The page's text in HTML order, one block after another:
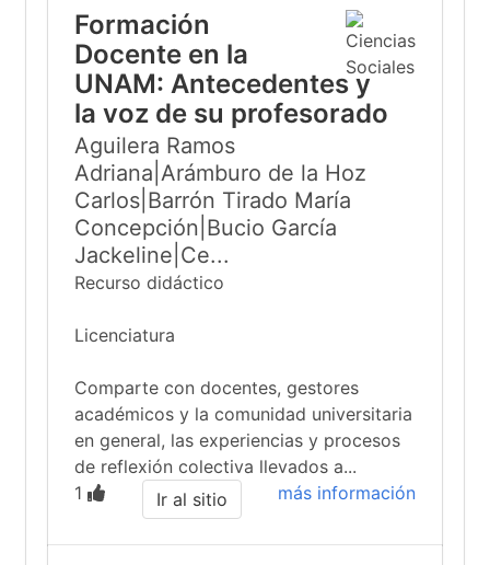
Formación
Docente en la
UNAM: Antecedentes y
la voz de su profesorado
Aguilera Ramos
Adriana|Arámburo de la Hoz
Carlos|Barrón Tirado María
Concepción|Bucio García
Jackeline|Ce...
Recurso didáctico
Licenciatura
Comparte con docentes, gestores
académicos y la comunidad universitaria
en general, las experiencias y procesos
de reflexión colectiva llevados a...
1
más información
Ir al sitio